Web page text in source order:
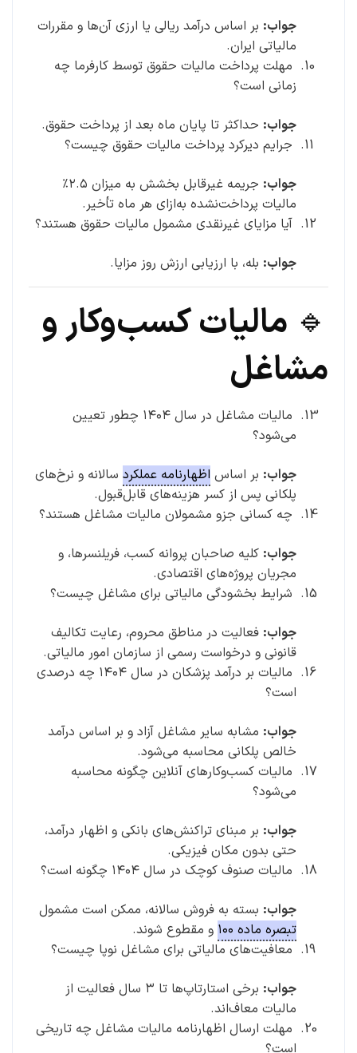
جواب: بر اساس درآمد ریالی یا ارزی آن‌ها و مقررات
مالیاتی ایران.
مهلت پرداخت مالیات حقوق توسط کارفرما چه
زمانی است؟
جواب: حداکثر تا پایان ماه بعد از پرداخت حقوق.
جرایم دیرکرد پرداخت مالیات حقوق چیست؟
جواب:
جریمه غیرقابل بخشش به میزان ۲.۵٪
مالیات پرداخت‌نشده به‌ازای هر ماه تأخیر.
آیا مزایای غیرنقدی مشمول مالیات حقوق هستند؟
جواب: بله، با ارزیابی ارزش روز مزایا.
🔹 مالیات کسب‌وکار و
مشاغل
مالیات مشاغل در سال ۱۴۰۴ چطور تعیین
می‌شود؟
جواب: بر اساس اظهارنامه عملکرد سالانه و نرخ‌های
پلکانی پس از کسر هزینه‌های قابل‌قبول.
چه کسانی جزو مشمولان مالیات مشاغل هستند؟
جواب: کلیه صاحبان پروانه کسب، فریلنسرها، و
مجریان پروژه‌های اقتصادی.
شرایط بخشودگی مالیاتی برای مشاغل چیست؟
جواب: فعالیت در مناطق محروم، رعایت تکالیف
قانونی و درخواست رسمی از سازمان امور مالیاتی.
مالیات بر درآمد پزشکان در سال ۱۴۰۴ چه درصدی
است؟
جواب: مشابه سایر مشاغل آزاد و بر اساس درآمد
خالص پلکانی محاسبه می‌شود.
مالیات کسب‌وکارهای آنلاین چگونه محاسبه
می‌شود؟
جواب: بر مبنای تراکنش‌های بانکی و اظهار درآمد،
حتی بدون مکان فیزیکی.
مالیات صنوف کوچک در سال ۱۴۰۴ چگونه است؟
جواب: بسته به فروش سالانه، ممکن است مشمول
تبصره ماده ۱۰۰
و مقطوع شوند.
معافیت‌های مالیاتی برای مشاغل نوپا چیست؟
جواب:
برخی استارتاپ‌ها تا ۳ سال فعالیت از
مالیات معاف‌اند.
مهلت ارسال اظهارنامه مالیات مشاغل چه تاریخی